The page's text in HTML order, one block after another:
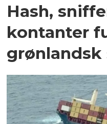
Hash,
kontanter
grønlandsk